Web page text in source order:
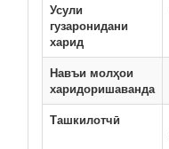
Усули
гузаронидани
харид
Навъи молҳои
харидоришаванда
Ташкилотчӣ